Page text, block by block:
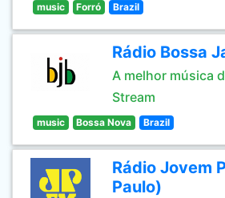
music Forró Brazil
Rádio Bossa
A melhor música
Stream
music Bossa Nova Brazil
Rádio Jovem
Paulo)